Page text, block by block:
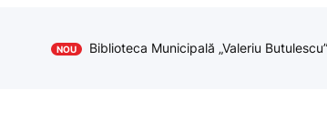
NOU Biblioteca Municipală „Valeriu